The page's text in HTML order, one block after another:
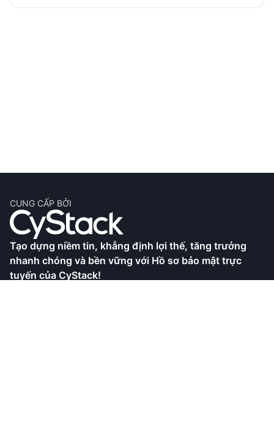
CUNG CẤP BỞI
Tạo dựng niềm tin, khẳng định lợi thế, tăng trưởng
nhanh chóng và bền vững với Hồ sơ bảo mật trực
tuyến của CyStack!